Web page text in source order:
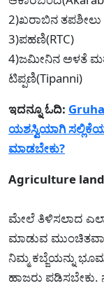
2)ಖರಾಬಿನ ತಪಶೀಲು
3)ಪಹಣಿ(RTC)
4)ಜಮೀನಿನ ಅಳತೆ
ಟಿಪ್ಪಣಿ(Tipanni)
ಇದನ್ನೂ ಓದಿ:
ಯಶಸ್ವಿಯಾಗಿ
ಮಾಡಬೇಕು?
Agriculture
ಮೇಲೆ ತಿಳಿಸಲಾದ
ಮಾಡುವ
ನಿಮ್ಮ ಕಬ್ಜೆಯನ್ನು
ಹಾಜರು